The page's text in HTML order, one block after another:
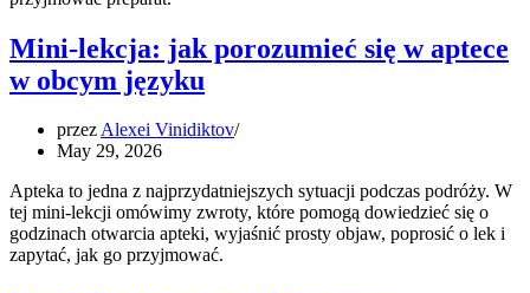
Mini-lekcja: jak porozumieć się w aptece
w obcym języku
przezAlexei Vinidiktov
May 29, 2026
Apteka to jedna z najprzydatniejszych sytuacji podczas podróży. W
tej mini-lekcji omówimy zwroty, które pomogą dowiedzieć się o
godzinach otwarcia apteki, wyjaśnić prosty objaw, poprosić o lek i
zapytać, jak go przyjmować.